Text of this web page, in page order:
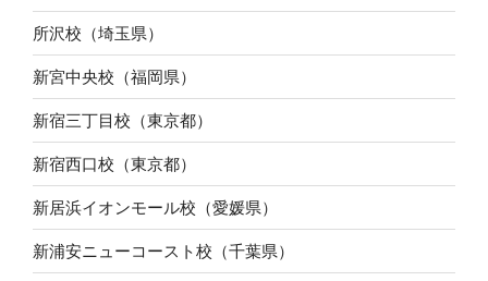
所沢校（埼玉県）
新宮中央校（福岡県）
新宿三丁目校（東京都）
新宿西口校（東京都）
新居浜イオンモール校（愛媛県）
新浦安ニューコースト校（千葉県）